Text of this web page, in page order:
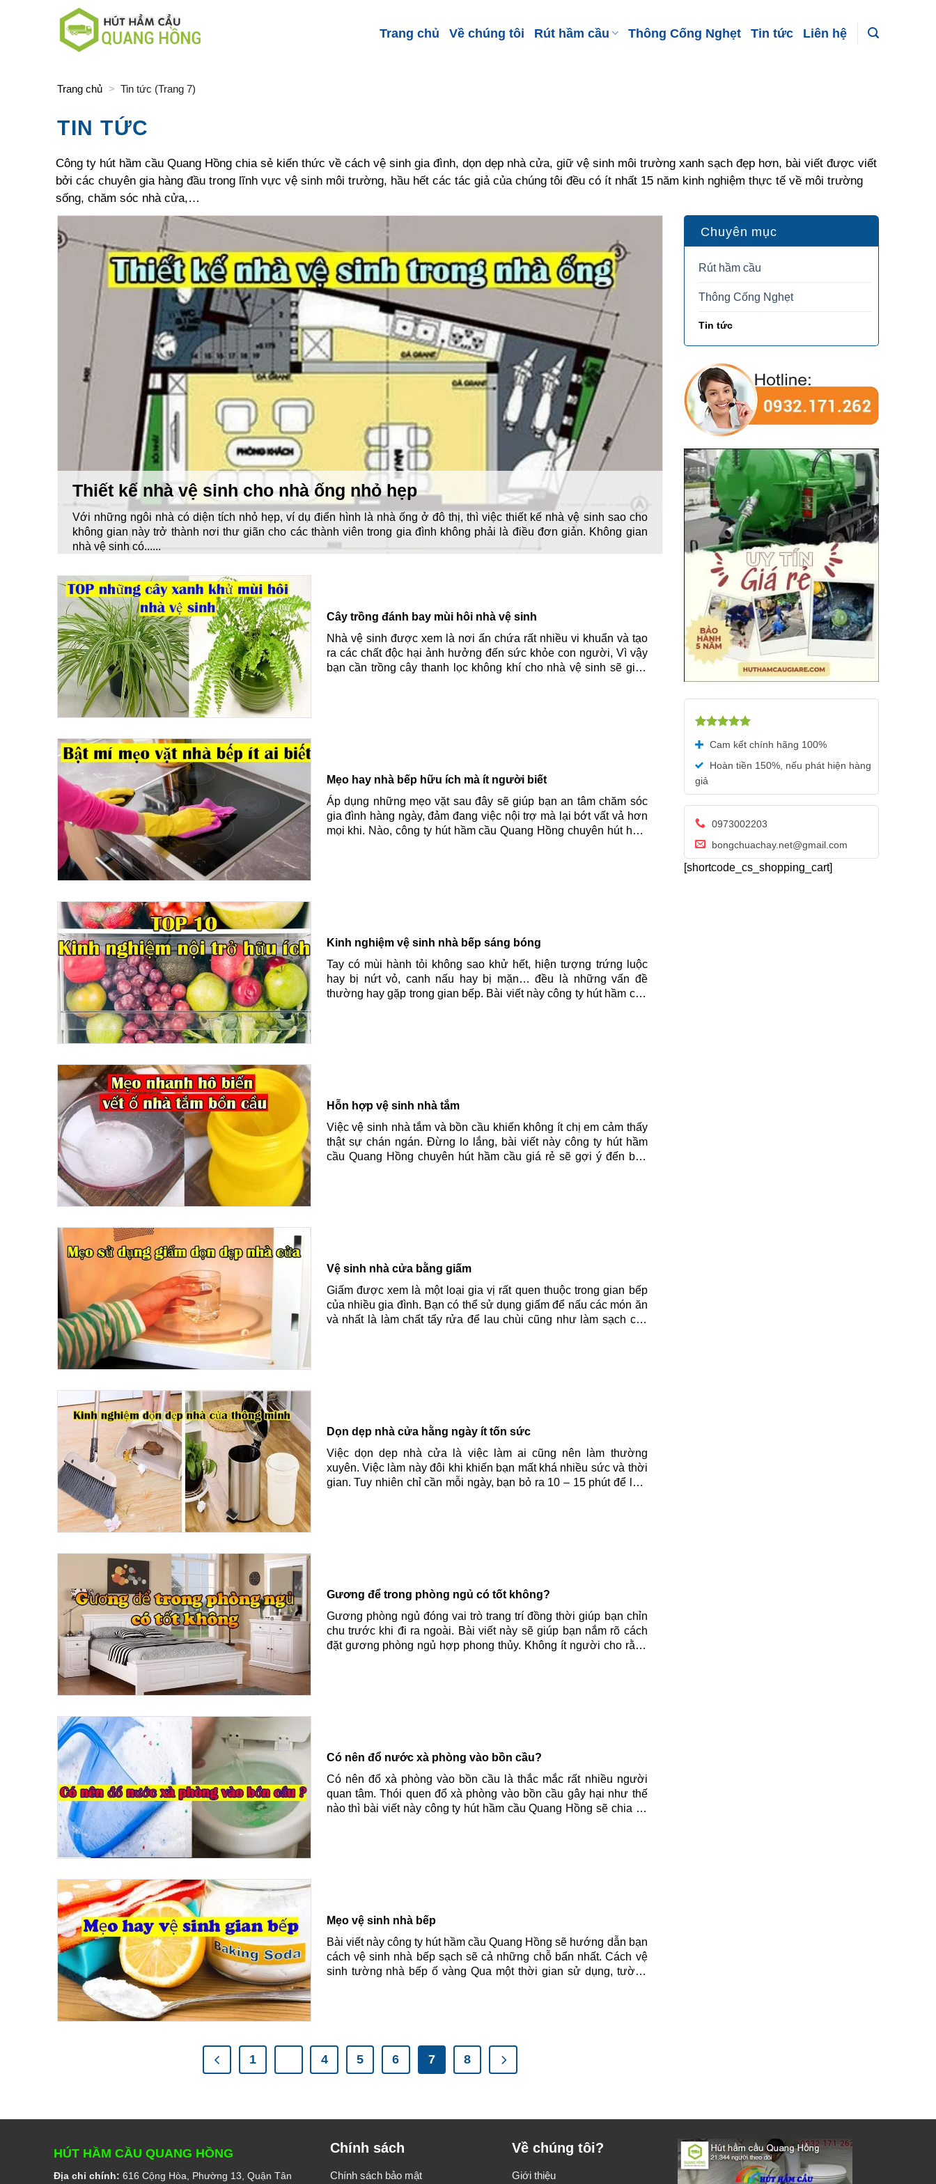
Trang chủ Về chúng tôi Rút hầm cầu Thông Cống Nghẹt Tin tức Liên hệ
Trang chủ > Tin tức (Trang 7)
TIN TỨC
Công ty hút hầm cầu Quang Hồng chia sẻ kiến thức về cách vệ sinh gia đình, dọn dẹp nhà cửa, giữ vệ sinh môi trường xanh sạch đẹp hơn, bài viết được viết
bởi các chuyên gia hàng đầu trong lĩnh vực vệ sinh môi trường, hầu hết các tác giả của chúng tôi đều có ít nhất 15 năm kinh nghiệm thực tế về môi trường
sống, chăm sóc nhà cửa,…
Thiết kế nhà vệ sinh cho nhà ống nhỏ hẹp
Với những ngôi nhà có diện tích nhỏ hẹp, ví dụ điển hình là nhà ống ở đô thị, thì việc thiết kế nhà vệ sinh sao cho
không gian này trở thành nơi thư giãn cho các thành viên trong gia đình không phải là điều đơn giản. Không gian
nhà vệ sinh có......
Cây trồng đánh bay mùi hôi nhà vệ sinh
Nhà vệ sinh được xem là nơi ấn chứa rất nhiều vi khuẩn và tạo
ra các chất độc hại ảnh hưởng đến sức khỏe con người, Vì vậy
bạn cần trồng cây thanh lọc không khí cho nhà vệ sinh sẽ giúp
Mẹo hay nhà bếp hữu ích mà ít người biết
Áp dụng những mẹo vặt sau đây sẽ giúp bạn an tâm chăm sóc
gia đình hàng ngày, đảm đang việc nội trợ mà lại bớt vất vả hơn
mọi khi. Nào, công ty hút hầm cầu Quang Hồng chuyên hút hầm
Kinh nghiệm vệ sinh nhà bếp sáng bóng
Tay có mùi hành tỏi không sao khử hết, hiện tượng trứng luộc
hay bị nứt vỏ, canh nấu hay bị mặn… đều là những vấn đề
thường hay gặp trong gian bếp. Bài viết này công ty hút hầm cầu
Hỗn hợp vệ sinh nhà tắm
Việc vệ sinh nhà tắm và bồn cầu khiến không ít chị em cảm thấy
thật sự chán ngán. Đừng lo lắng, bài viết này công ty hút hầm
cầu Quang Hồng chuyên hút hầm cầu giá rẻ sẽ gợi ý đến bạn
Vệ sinh nhà cửa bằng giấm
Giấm được xem là một loại gia vị rất quen thuộc trong gian bếp
của nhiều gia đình. Bạn có thể sử dụng giấm để nấu các món ăn
và nhất là làm chất tẩy rửa để lau chùi cũng như làm sạch các
Dọn dẹp nhà cửa hằng ngày ít tốn sức
Việc dọn dẹp nhà cửa là việc làm ai cũng nên làm thường
xuyên. Việc làm này đôi khi khiến bạn mất khá nhiều sức và thời
gian. Tuy nhiên chỉ cần mỗi ngày, bạn bỏ ra 10 – 15 phút để làm
Gương để trong phòng ngủ có tốt không?
Gương phòng ngủ đóng vai trò trang trí đồng thời giúp bạn chỉn
chu trước khi đi ra ngoài. Bài viết này sẽ giúp bạn nắm rõ cách
đặt gương phòng ngủ hợp phong thủy. Không ít người cho rằng
Có nên đổ nước xà phòng vào bồn cầu?
Có nên đổ xà phòng vào bồn cầu là thắc mắc rất nhiều người
quan tâm. Thói quen đổ xà phòng vào bồn cầu gây hại như thế
nào thì bài viết này công ty hút hầm cầu Quang Hồng sẽ chia sẻ
Mẹo vệ sinh nhà bếp
Bài viết này công ty hút hầm cầu Quang Hồng sẽ hướng dẫn bạn
cách vệ sinh nhà bếp sạch sẽ cả những chỗ bẩn nhất. Cách vệ
sinh tường nhà bếp ố vàng Qua một thời gian sử dụng, tường
1 4 5 6 7 8
Chuyên mục
Rút hầm cầu
Thông Cống Nghẹt
Tin tức
hạng5.00
5 sao
Cam kết chính hãng 100%
Hoàn tiền 150%, nếu phát hiện hàng
giả
0973002203
bongchuachay.net@gmail.com
[shortcode_cs_shopping_cart]
HÚT HẦM CẦU QUANG HỒNG
Địa chỉ chính: 616 Cộng Hòa, Phường 13, Quận Tân
Chính sách
Chính sách bảo mật
Về chúng tôi?
Giới thiệu